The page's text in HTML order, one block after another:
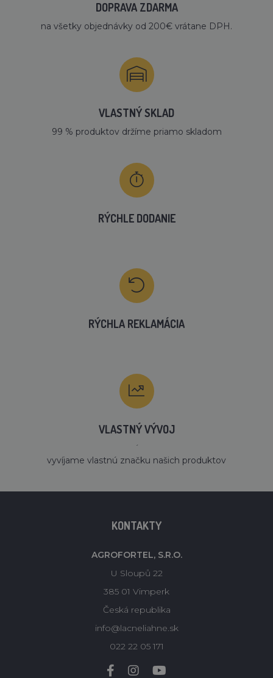
DOPRAVA ZDARMA
na všetky objednávky od 200€ vrátane DPH.
VLASTNÝ SKLAD
99 % produktov držíme priamo skladom
RÝCHLE DODANIE
RÝCHLA REKLAMÁCIA
VLASTNÝ VÝVOJ
´
vyvíjame vlastnú značku našich produktov
KONTAKTY
AGROFORTEL, S.R.O.
U Sloupů 22
385 01 Vimperk
Česká republika
info@lacneliahne.sk
022 22 05 171